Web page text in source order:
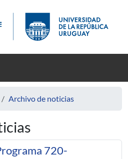
Archivo de noticias
720-